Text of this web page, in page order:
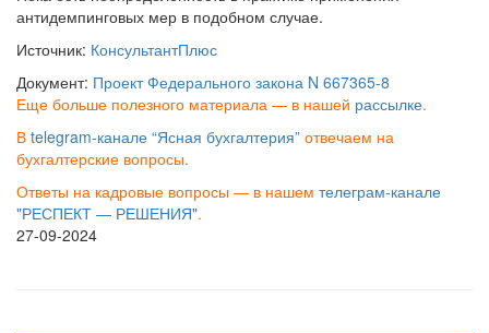
антидемпинговых мер в подобном случае.
Источник: КонсультантПлюс
Документ: Проект Федерального закона N 667365-8
Еще больше полезного материала — в нашей рассылке.
В telegram-канале “Ясная бухгалтерия” отвечаем на
бухгалтерские вопросы.
Ответы на кадровые вопросы — в нашем телеграм-канале
"РЕСПЕКТ — РЕШЕНИЯ".
27-09-2024